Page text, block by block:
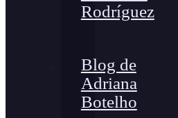
Rodríguez
Blog de
Adriana
Botelho